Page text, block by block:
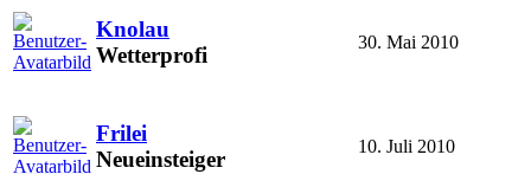
Knolau
Wetterprofi
30. Mai 2010
Frilei
Neueinsteiger
10. Juli 2010